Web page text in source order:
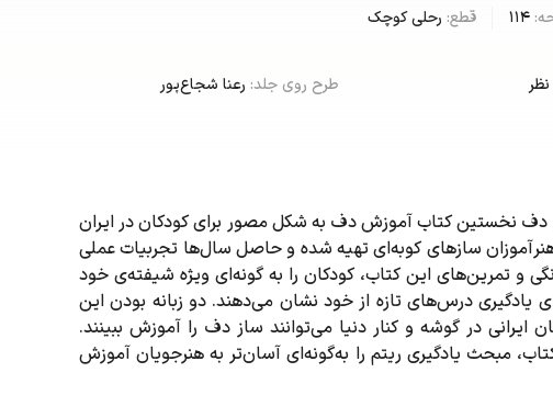
۱۱۴ قطع: رحلی کوچک
طرح روی جلد: رعنا شجاع‌پور
دف نخستین کتاب آموزش دف به‌ شکل مصور برای کودکان در ایران
سازهای کوبه‌ای تهیه شده و حاصل سال‌ها تجربیات عملی
تمرین‌های این کتاب، کودکان را به‌ گونه‌ای ویژه شیفته‌ی خود
یادگیری درس‌های تازه از خود نشان می‌دهند. دو زبانه بودن این
ایرانی در گوشه و کنار دنیا می‌توانند ساز دف را آموزش ببینند.
مبحث یادگیری ریتم را به‌گونه‌ای آسان‌تر به هنرجویان آموزش